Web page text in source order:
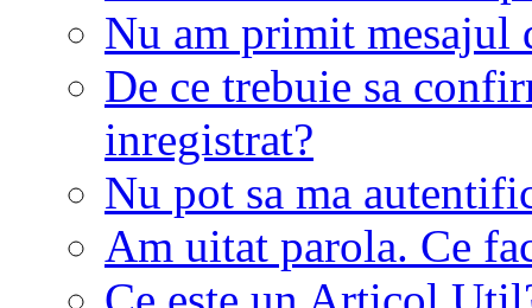
Nu am primit mesajul
De ce trebuie sa
inregistrat?
Nu pot sa ma
Am uitat parola. Ce